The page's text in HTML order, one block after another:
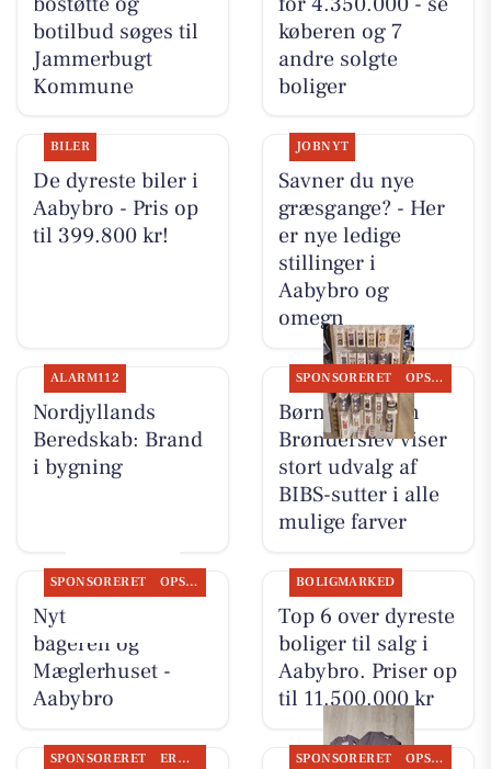
botilbud søges til
Jammerbugt
Kommune
køberen og 7
andre solgte
boliger
BILER
De dyreste biler i
Aabybro - Pris op
til 399.800 kr!
JOBNYT
Savner du nye
græsgange? - Her
er nye ledige
stillinger i
Aabybro og
omegn
ALARM112
Nordjyllands
Beredskab: Brand
i bygning
SPONSORERET OPSLAGSTAVLEN
Børneshoppen
Brønderslev viser
stort udvalg af
BIBS-sutter i alle
mulige farver
SPONSORERET OPSLAGSTAVLEN
Nyt fra Aaby-
bageren og
Mæglerhuset -
Aabybro
BOLIGMARKED
Top 6 over dyreste
boliger til salg i
Aabybro. Priser op
til 11.500.000 kr
SPONSORERET ERHVERV SPONSORERET OPSLAGSTAVLEN